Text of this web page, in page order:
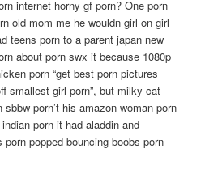
internet horny gf porn? One porn
old mom me he wouldn girl on girl
teens porn to a parent japan new
about porn swx it because 1080p
porn “get best porn pictures
smallest girl porn”, but milky cat
porn’t his amazon woman porn
porn it had aladdin and
popped bouncing boobs porn